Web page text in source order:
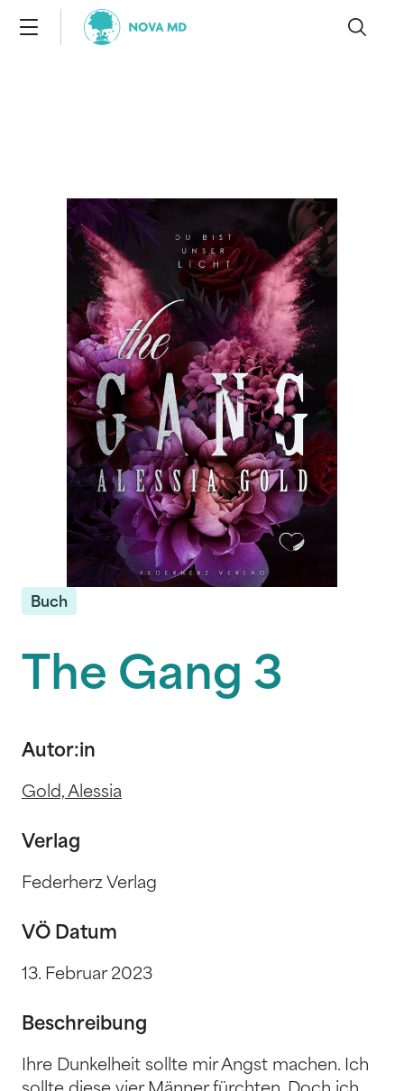
Buch
The Gang 3
Autor:in
Gold, Alessia
Verlag
Federherz Verlag
VÖ Datum
13. Februar 2023
Beschreibung
Ihre Dunkelheit sollte mir Angst machen. Ich